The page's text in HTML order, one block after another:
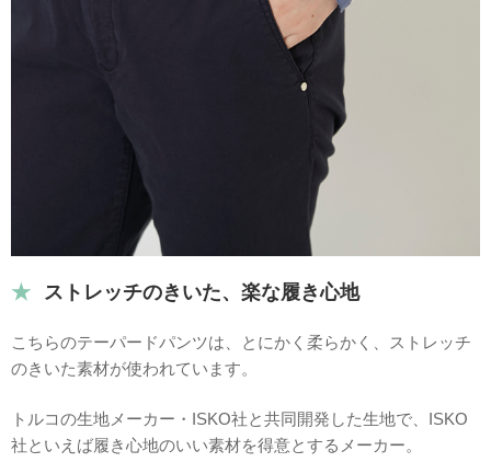
ストレッチのきいた、楽な履き心地
こちらのテーパードパンツは、とにかく柔らかく、ストレッチ
のきいた素材が使われています。
トルコの生地メーカー・ISKO社と共同開発した生地で、ISKO
社といえば履き心地のいい素材を得意とするメーカー。